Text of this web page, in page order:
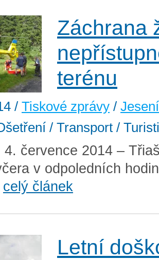
Záchrana
terénu
/ Tiskové zprávy /
/ Transport /
července 2014 –
v odpoledních
celý článek
Letní